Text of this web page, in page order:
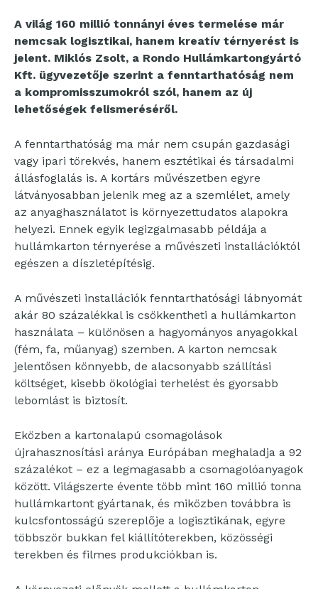
A világ 160 millió tonnányi éves termelése már
nemcsak logisztikai, hanem kreatív térnyerést is
jelent. Miklós Zsolt, a Rondo Hullámkartongyártó
Kft. ügyvezetője szerint a fenntarthatóság nem
a kompromisszumokról szól, hanem az új
lehetőségek felismeréséről.
A fenntarthatóság ma már nem csupán gazdasági
vagy ipari törekvés, hanem esztétikai és társadalmi
állásfoglalás is. A kortárs művészetben egyre
látványosabban jelenik meg az a szemlélet, amely
az anyaghasználatot is környezettudatos alapokra
helyezi. Ennek egyik legizgalmasabb példája a
hullámkarton térnyerése a művészeti installációktól
egészen a díszletépítésig.
A művészeti installációk fenntarthatósági lábnyomát
akár 80 százalékkal is csökkentheti a hullámkarton
használata – különösen a hagyományos anyagokkal
(fém, fa, műanyag) szemben. A karton nemcsak
jelentősen könnyebb, de alacsonyabb szállítási
költséget, kisebb ökológiai terhelést és gyorsabb
lebomlást is biztosít.
Eközben a kartonalapú csomagolások
újrahasznosítási aránya Európában meghaladja a 92
százalékot – ez a legmagasabb a csomagolóanyagok
között. Világszerte évente több mint 160 millió tonna
hullámkartont gyártanak, és miközben továbbra is
kulcsfontosságú szereplője a logisztikának, egyre
többször bukkan fel kiállítóterekben, közösségi
terekben és filmes produkciókban is.